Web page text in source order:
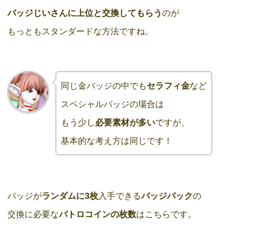
バッジじいさんに上位と交換してもらうのが
もっともスタンダードな方法ですね。
同じ金バッジの中でもセラフィ金など
スペシャルバッジの場合は
もう少し必要素材が多いですが、
基本的な考え方は同じです！
バッジがランダムに3枚入手できるバッジパックの
交換に必要なバトロコインの枚数はこちらです。